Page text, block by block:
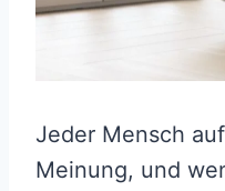
Jeder Mensch
Meinung, und